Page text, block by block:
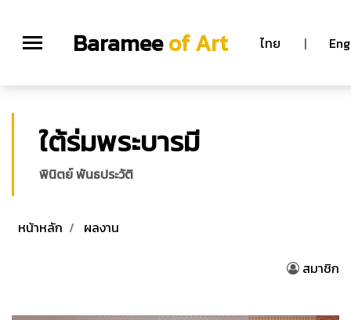
Barameeof Art ไทย | Eng
ใต้ร่มพระบารมี
พินิตย์ พันธประวัติ
หน้าหลัก ผลงาน
สมาชิก